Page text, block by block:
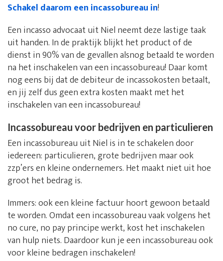
Schakel daarom een incassobureau in!
Een incasso advocaat uit Niel neemt deze lastige taak
uit handen. In de praktijk blijkt het product of de
dienst in 90% van de gevallen alsnog betaald te worden
na het inschakelen van een incassobureau! Daar komt
nog eens bij dat de debiteur de incassokosten betaalt,
en jij zelf dus geen extra kosten maakt met het
inschakelen van een incassobureau!
Incassobureau voor bedrijven en particulieren
Een incassobureau uit Niel is in te schakelen door
iedereen: particulieren, grote bedrijven maar ook
zzp’ers en kleine ondernemers. Het maakt niet uit hoe
groot het bedrag is.
Immers: ook een kleine factuur hoort gewoon betaald
te worden. Omdat een incassobureau vaak volgens het
no cure, no pay principe werkt, kost het inschakelen
van hulp niets. Daardoor kun je een incassobureau ook
voor kleine bedragen inschakelen!